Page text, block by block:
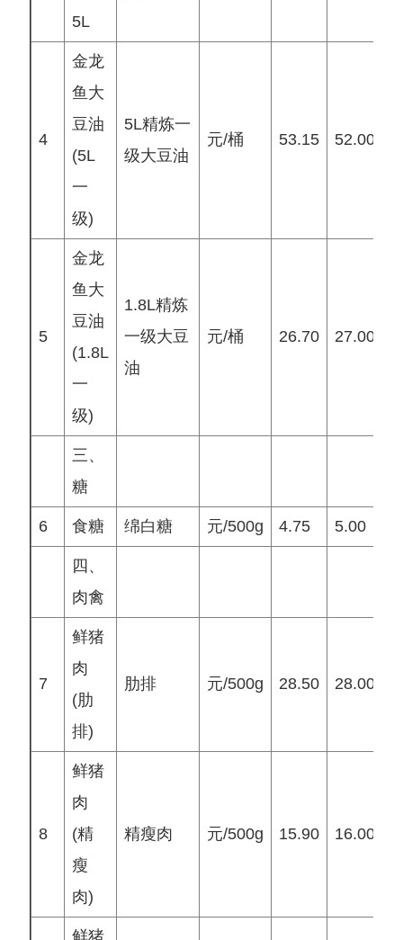
5L
4
金龙
鱼大
豆油
(5L
一
级)
5L精炼一
级大豆油
元/桶 53.15 52.00
5
金龙
鱼大
豆油
(1.8L
一
级)
1.8L精炼
一级大豆
油
元/桶 26.70 27.00
三、
糖
6 食糖 绵白糖 元/500g 4.75 5.00
四、
肉禽
7
鲜猪
肉
(肋
排)
肋排 元/500g 28.50 28.00
8
鲜猪
肉
(精
瘦
肉)
精瘦肉 元/500g 15.90 16.00
鲜猪